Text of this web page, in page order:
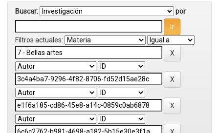
Buscar: por
Filtros actuales: